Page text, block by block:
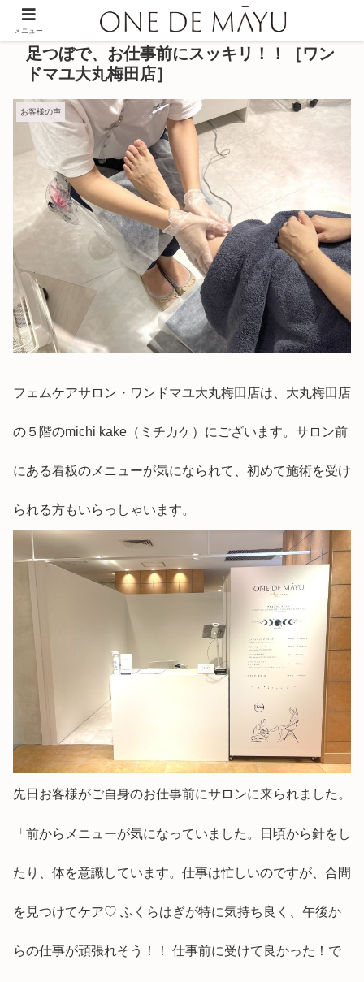
足つぼで、お仕事前にスッキリ！！［ワン
ドマユ大丸梅田店］
お客様の声
フェムケアサロン・ワンドマユ大丸梅田店は、大丸梅田店
の５階のmichi kake（ミチカケ）にございます。サロン前
にある看板のメニューが気になられて、初めて施術を受け
られる方もいらっしゃいます。
先日お客様がご自身のお仕事前にサロンに来られました。
「前からメニューが気になっていました。日頃から針をし
たり、体を意識しています。仕事は忙しいのですが、合間
を見つけてケア♡ ふくらはぎが特に気持ち良く、午後か
らの仕事が頑張れそう！！ 仕事前に受けて良かった！で
メニュー